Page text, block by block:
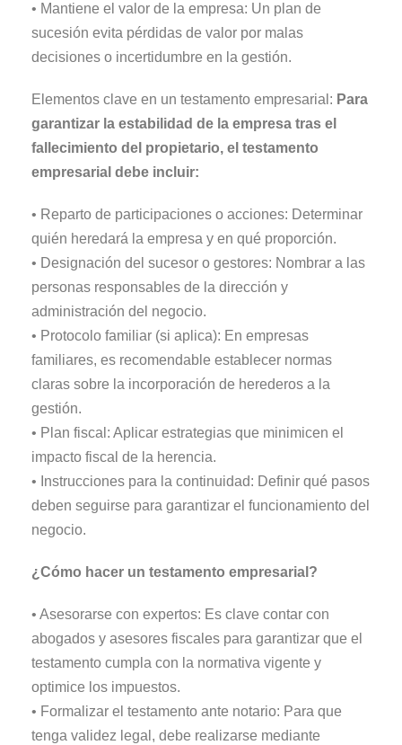
• Mantiene el valor de la empresa: Un plan de
sucesión evita pérdidas de valor por malas
decisiones o incertidumbre en la gestión.
Elementos clave en un testamento empresarial: Para
garantizar la estabilidad de la empresa tras el
fallecimiento del propietario, el testamento
empresarial debe incluir:
• Reparto de participaciones o acciones: Determinar
quién heredará la empresa y en qué proporción.
• Designación del sucesor o gestores: Nombrar a las
personas responsables de la dirección y
administración del negocio.
• Protocolo familiar (si aplica): En empresas
familiares, es recomendable establecer normas
claras sobre la incorporación de herederos a la
gestión.
• Plan fiscal: Aplicar estrategias que minimicen el
impacto fiscal de la herencia.
• Instrucciones para la continuidad: Definir qué pasos
deben seguirse para garantizar el funcionamiento del
negocio.
¿Cómo hacer un testamento empresarial?
• Asesorarse con expertos: Es clave contar con
abogados y asesores fiscales para garantizar que el
testamento cumpla con la normativa vigente y
optimice los impuestos.
• Formalizar el testamento ante notario: Para que
tenga validez legal, debe realizarse mediante